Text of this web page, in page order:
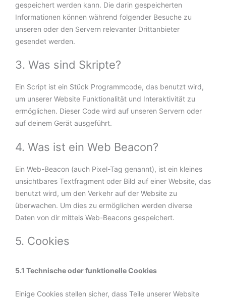
gespeichert werden kann. Die darin gespeicherten
Informationen können während folgender Besuche zu
unseren oder den Servern relevanter Drittanbieter
gesendet werden.
3. Was sind Skripte?
Ein Script ist ein Stück Programmcode, das benutzt wird,
um unserer Website Funktionalität und Interaktivität zu
ermöglichen. Dieser Code wird auf unseren Servern oder
auf deinem Gerät ausgeführt.
4. Was ist ein Web Beacon?
Ein Web-Beacon (auch Pixel-Tag genannt), ist ein kleines
unsichtbares Textfragment oder Bild auf einer Website, das
benutzt wird, um den Verkehr auf der Website zu
überwachen. Um dies zu ermöglichen werden diverse
Daten von dir mittels Web-Beacons gespeichert.
5. Cookies
5.1 Technische oder funktionelle Cookies
Einige Cookies stellen sicher, dass Teile unserer Website